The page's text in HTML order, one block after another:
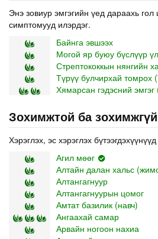
Энэ зовиур эмгэгийн үед дараахь
симптомууд илэрдэг.
Байнга эвшээх
Могой яр буюу бүслүүр
Стрептококкын нянгийн
Түрүү булчирхай томрох
Хямарсан гэдэсний эмгэг
Зохимжтой ба зохимжгүй
Хэрэглэх, эс хэрэглэх бүтээгдэхүүнүүд
Агил мөөг
Алтайн далан хальс
Алтангагнуур
Алтангагнуурын цомог
Амтат базилик (навч)
Ангаахай самар
Арвайн ногоон нахиа